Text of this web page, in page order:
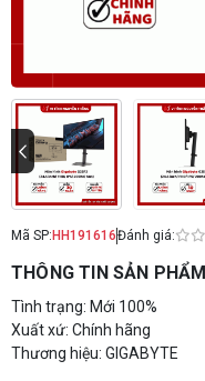
Mã SP: HH191616Đánh giá:
THÔNG TIN SẢN PHẨM
Tình trạng: Mới 100%
Xuất xứ: Chính hãng
Thương hiệu: GIGABYTE